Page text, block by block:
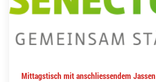
Mittagstisch mit anschliessendem Jassen